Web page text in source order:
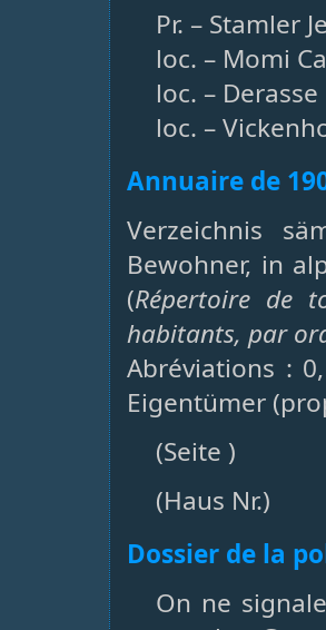
Pr. – Stamler
loc. – Momi
loc. –
loc. –
Annuaire de
Verzeichnis
Bewohner, in
(Répertoire de
habitants, par
Abréviations :
Eigentümer
(Seite )
(Haus Nr.)
Dossier de la
On ne